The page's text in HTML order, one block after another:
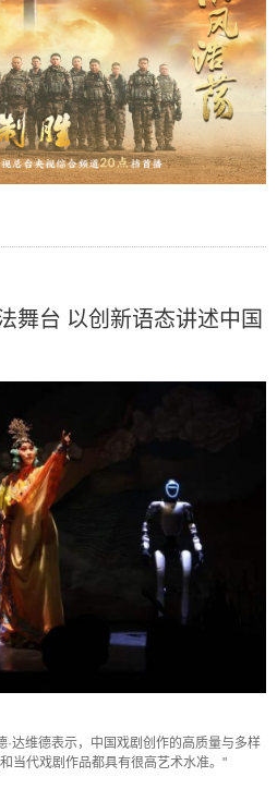
舞台 以创新语态讲述中国
·达维德表示，中国戏剧创作的高质量与多样
当代戏剧作品都具有很高艺术水准。"